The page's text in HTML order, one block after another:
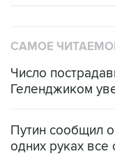
САМОЕ
Число
Геленджиком
Путин сообщил
одних руках